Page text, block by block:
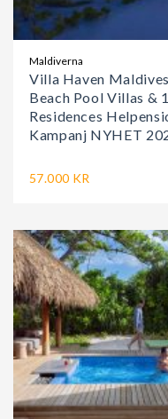
Maldiverna
Villa Haven
Beach Pool Villas &
Residences
Kampanj NYHET
57.000 KR